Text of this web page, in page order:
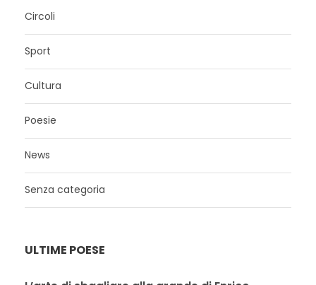
Circoli
Sport
Cultura
Poesie
News
Senza categoria
ULTIME POESE